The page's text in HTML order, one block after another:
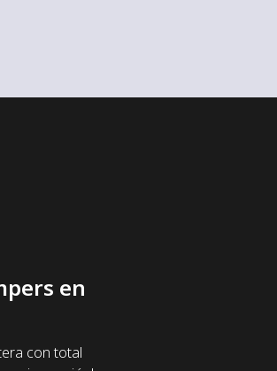
en
con total